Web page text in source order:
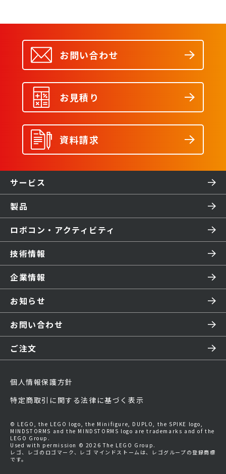
お問い合わせ
お見積り
資料請求
サービス
製品
ロボコン・アクティビティ
技術情報
企業情報
お知らせ
お問い合わせ
ご注文
個人情報保護方針
特定商取引に関する法律に基づく表示
© LEGO, the LEGO logo, the Minifigure, DUPLO, the SPIKE logo,
MINDSTORMS and the MINDSTORMS logo are trademarks and of the
LEGO Group.
Used with permission © 2026 The LEGO Group.
レゴ、レゴのロゴマーク、レゴ マインドストームは、レゴグループの登録商標
です。